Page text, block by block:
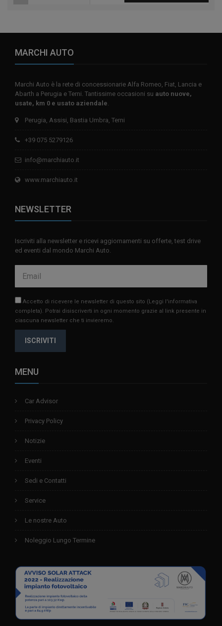
MARCHI AUTO
Marchi Auto è la rete di concessionarie Alfa Romeo, Fiat, Lancia e
Abarth a Perugia e Terni. Tantissime occasioni su auto nuove,
usate, km 0 e usato aziendale.
Perugia, Assisi, Bastia Umbra, Terni
+39 075 5279126
info@marchiauto.it
www.marchiauto.it
NEWSLETTER
Iscriviti alla newsletter e ricevi aggiornamenti su offerte, test drive
ed eventi dal mondo Marchi Auto.
Accetto di ricevere le newsletter di questo sito (Leggi l'informativa
completa). Potrai disiscriverti in ogni momento grazie al link presente in
ciascuna newsletter che ti invieremo.
ISCRIVITI
MENU
Car Advisor
Privacy Policy
Notizie
Eventi
Sedi e Contatti
Service
Le nostre Auto
Noleggio Lungo Termine